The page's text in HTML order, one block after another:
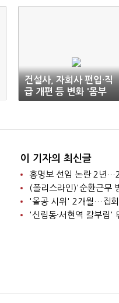
건설사, 자회사 편입·직
급 개편 등 변화 '몸부
림'
이 기자의 최신글
홍명보 선임 논란 2년
'올공 시위' 2개월…집회